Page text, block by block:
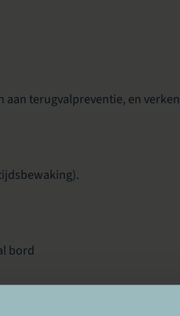
terugvalpreventie, en
bord